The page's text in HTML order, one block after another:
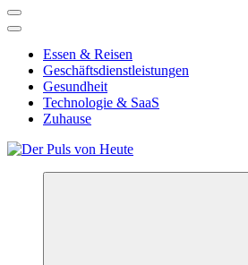
Essen & Reisen
Geschäftsdienstleistungen
Gesundheit
Technologie & SaaS
Zuhause
Meldungen die Resonanz finden